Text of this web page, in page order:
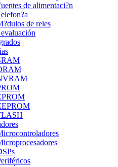
de alimentaci?n
de reles